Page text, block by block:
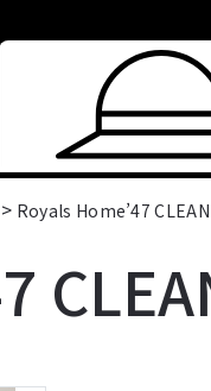
> Royals Home’47